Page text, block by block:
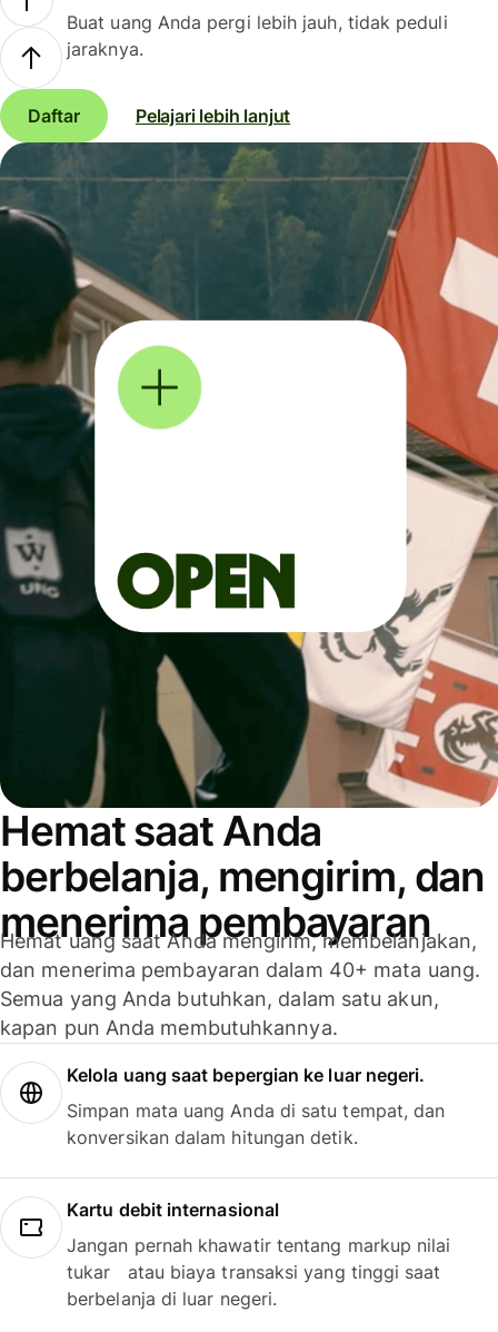
Buat uang Anda pergi lebih jauh, tidak peduli
jaraknya.
Daftar Pelajari lebih lanjut
Hemat saat Anda
berbelanja, mengirim, dan
menerima pembayaran
Hemat uang saat Anda mengirim, membelanjakan,
dan menerima pembayaran dalam 40+ mata uang.
Semua yang Anda butuhkan, dalam satu akun,
kapan pun Anda membutuhkannya.
Kelola uang saat bepergian ke luar negeri.
Simpan mata uang Anda di satu tempat, dan
konversikan dalam hitungan detik.
Kartu debit internasional
Jangan pernah khawatir tentang markup nilai
tukar atau biaya transaksi yang tinggi saat
berbelanja di luar negeri.